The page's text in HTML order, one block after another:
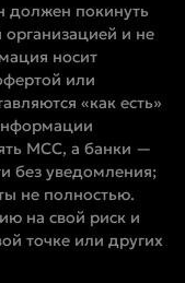
должен покинуть
организацией и не
носит
или
«как есть»
MCC, а банки —
без уведомления;
не полностью.
на свой риск и
точке или других